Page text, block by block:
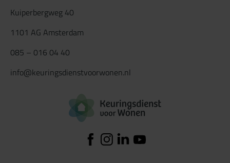
Kuiperbergweg 40
1101 AG Amsterdam
085 – 016 04 40
info@keuringsdienstvoorwonen.nl
Logo
FacebookInstagram
LinkedinYouTube